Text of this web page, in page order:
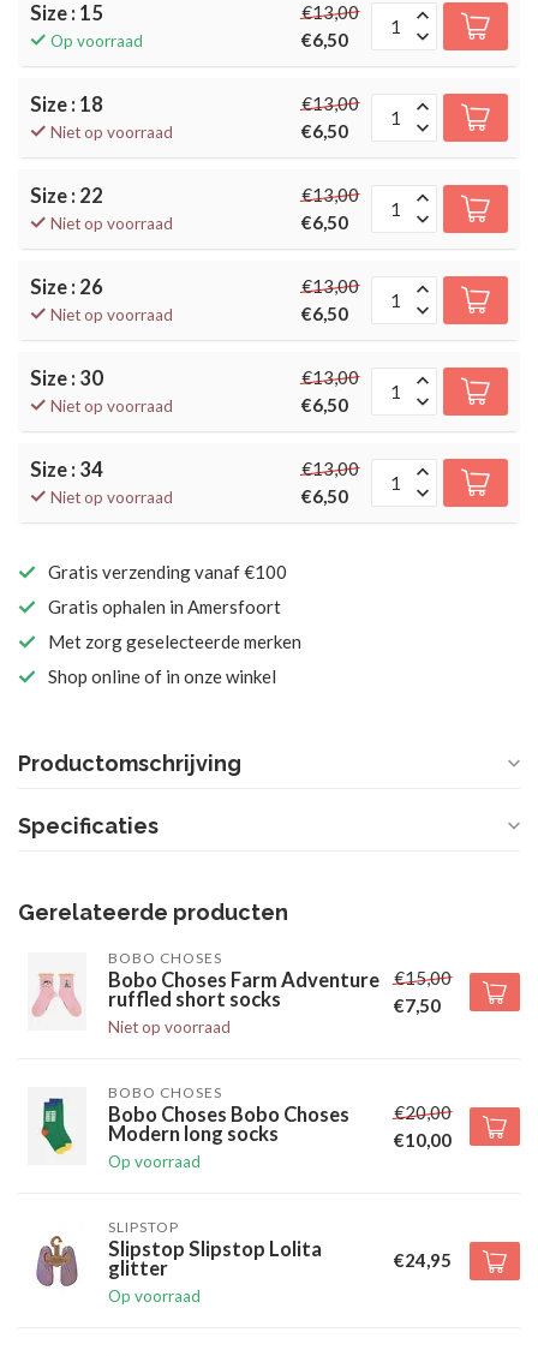
Size : 15
Op voorraad
€13,00
€6,50
Size : 18
Niet op voorraad
€13,00
€6,50
Size : 22
Niet op voorraad
€13,00
€6,50
Size : 26
Niet op voorraad
€13,00
€6,50
Size : 30
Niet op voorraad
€13,00
€6,50
Size : 34
Niet op voorraad
€13,00
€6,50
Gratis verzending vanaf €100
Gratis ophalen in Amersfoort
Met zorg geselecteerde merken
Shop online of in onze winkel
Productomschrijving
Specificaties
Gerelateerde producten
BOBO CHOSES
Bobo Choses Farm Adventure
ruffled short socks
Niet op voorraad
€15,00
€7,50
BOBO CHOSES
Bobo Choses Bobo Choses
Modern long socks
Op voorraad
€20,00
€10,00
SLIPSTOP
Slipstop Slipstop Lolita
glitter
Op voorraad
€24,95